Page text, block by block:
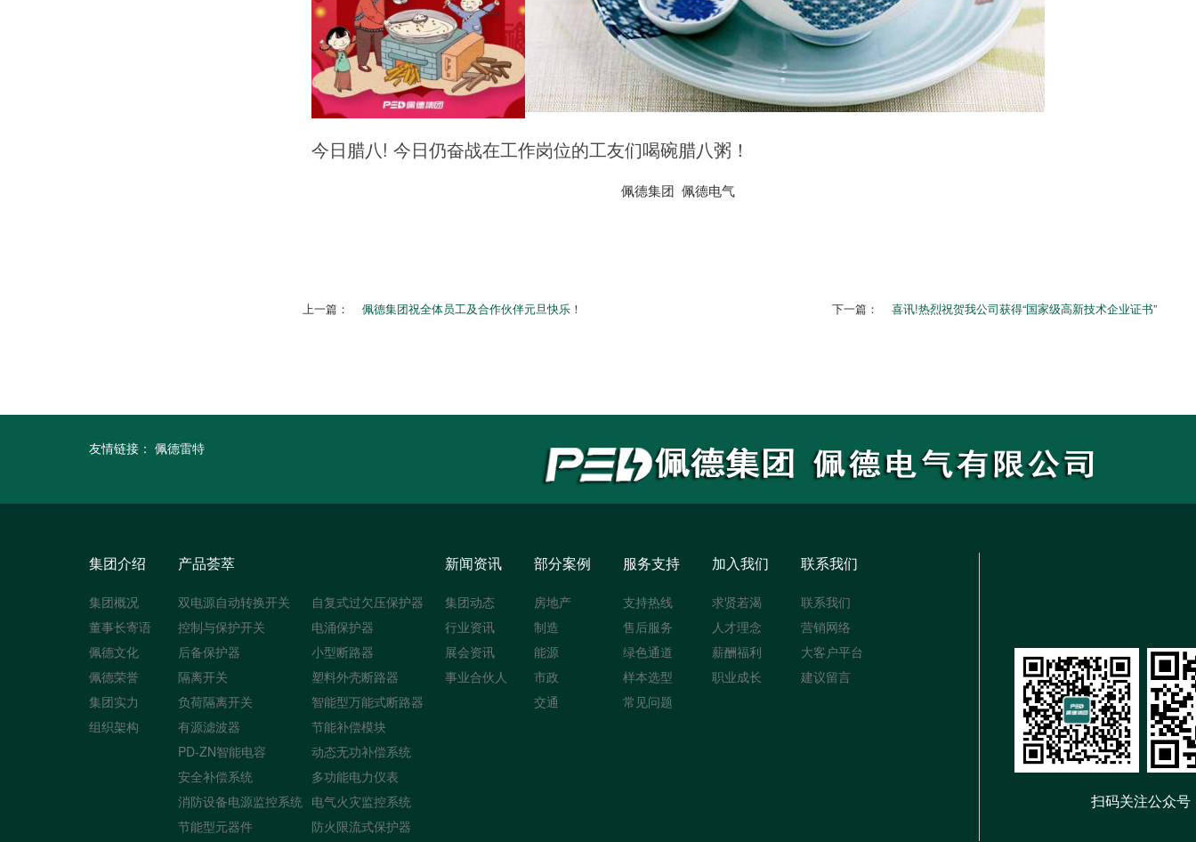
今日腊八! 今日仍奋战在工作岗位的工友们喝碗腊八粥！
佩德集团 佩德电气
上一篇： 佩德集团祝全体员工及合作伙伴元旦快乐！ 下一篇： 喜讯!热烈祝贺我公司获得“国家级高新技术企业证书”
友情链接： 佩德雷特
集团介绍
集团概况
董事长寄语
佩德文化
佩德荣誉
集团实力
组织架构
产品荟萃
双电源自动转换开关
自复式过欠压保护器
控制与保护开关
电涌保护器
后备保护器
小型断路器
隔离开关
塑料外壳断路器
负荷隔离开关
智能型万能式断路器
有源滤波器
节能补偿模块
PD-ZN智能电容
动态无功补偿系统
安全补偿系统
多功能电力仪表
消防设备电源监控系统 电气火灾监控系统
节能型元器件
防火限流式保护器
新闻资讯
集团动态
行业资讯
展会资讯
事业合伙人
部分案例
房地产
制造
能源
市政
交通
服务支持
支持热线
售后服务
绿色通道
样本选型
常见问题
加入我们
求贤若渴
人才理念
薪酬福利
职业成长
联系我们
联系我们
营销网络
大客户平台
建议留言
扫码关注公众号